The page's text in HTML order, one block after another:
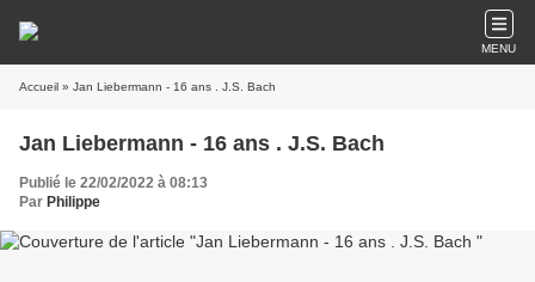
MENU
Accueil » Jan Liebermann - 16 ans . J.S. Bach
Jan Liebermann - 16 ans . J.S. Bach
Publié le 22/02/2022 à 08:13
Par Philippe